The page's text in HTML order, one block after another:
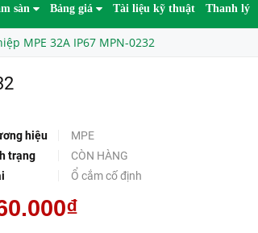
sàn Bảng giá Tài liệu kỹ thuật Thanh lý
MPE 32A IP67 MPN-0232
hiệu
MPE
trạng
CÒN HÀNG
Ổ cắm cố định